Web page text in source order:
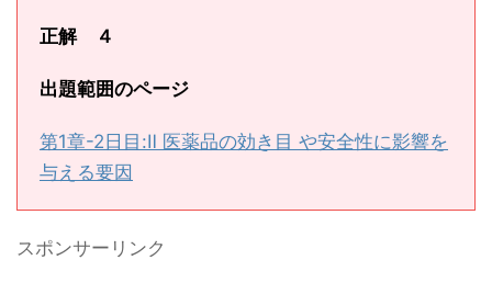
正解 ４
出題範囲のページ
第1章-2日目:Ⅱ 医薬品の効き目 や安全性に影響を
与える要因
スポンサーリンク